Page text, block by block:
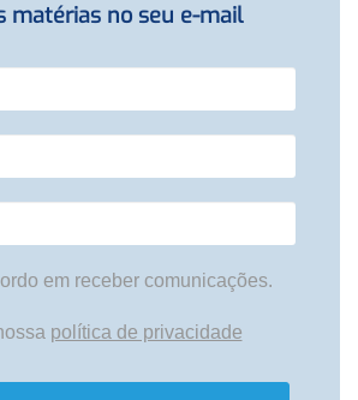
matérias no seu e-mail
em receber comunicações.
política de privacidade